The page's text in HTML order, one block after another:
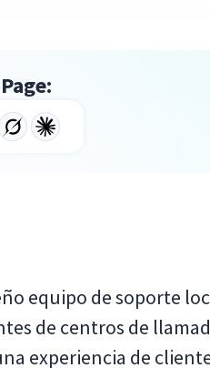
equipo de soporte
de centros de
experiencia de